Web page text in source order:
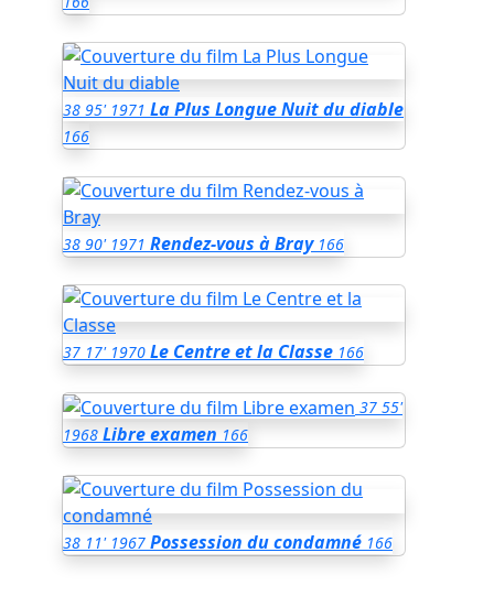
38 95' 1971 La Plus Longue Nuit du diable
166
38 90' 1971 Rendez-vous à Bray 166
37 17' 1970 Le Centre et la Classe 166
37 55'
1968 Libre examen 166
38 11' 1967 Possession du condamné 166